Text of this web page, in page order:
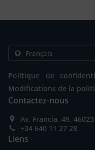
Politique de
Modifications de la
Contactez-nous
Av. Francia, 49,
+34 640 11 27 28
Liens